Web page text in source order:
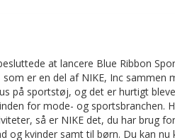
at lancere Blue Ribbon
er en del af NIKE, Inc sammen
på sportstøj, og det er hurtigt
for mode- og sportsbranchen.
så er NIKE det, du har brug
og kvinder samt til børn. Du kan nu